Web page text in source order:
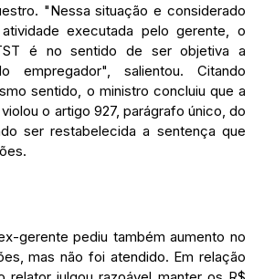
"Nessa situação e considerado
executada pelo gerente, o
é no sentido de ser objetiva a
empregador", salientou. Citando
sentido, o ministro concluiu que a
o artigo 927, parágrafo único, do
ser restabelecida a sentença que
gerente pediu também aumento no
mas não foi atendido. Em relação